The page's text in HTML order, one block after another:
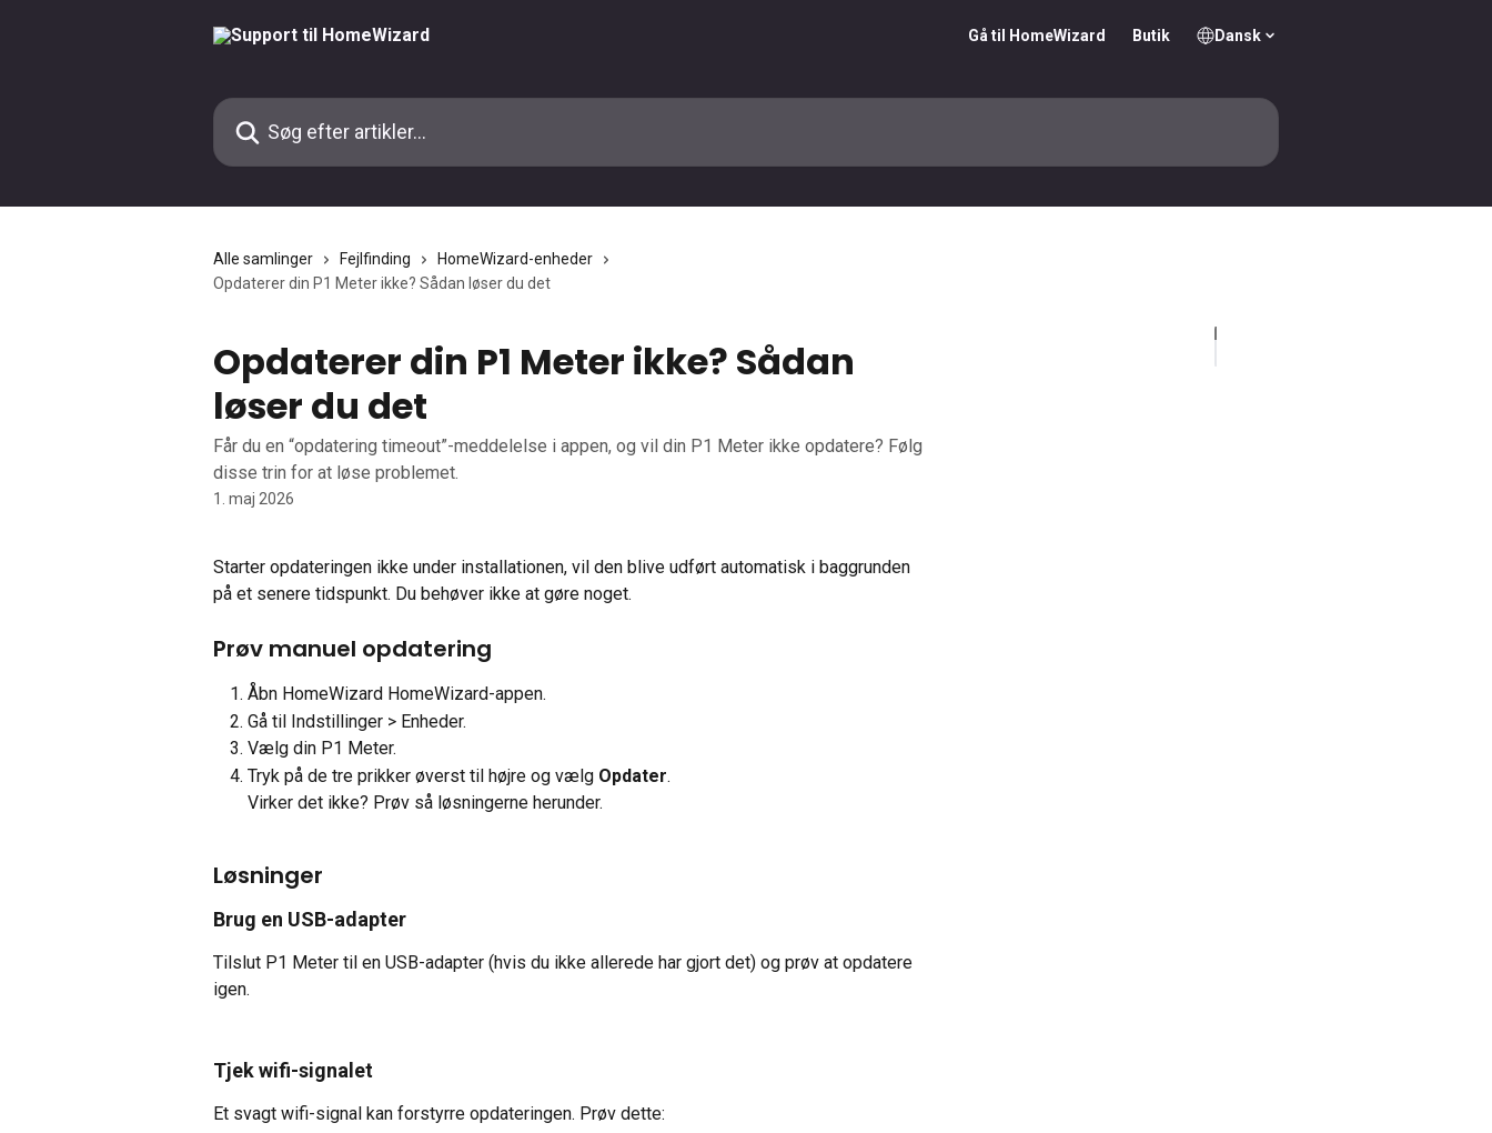
Gå til HomeWizard Butik Dansk
Søg efter artikler...
Alle samlinger Fejlfinding
HomeWizard-enheder
Opdaterer din P1 Meter ikke? Sådan løser du det
Opdaterer din P1 Meter ikke? Sådan
løser du det
Får du en “opdatering timeout”-meddelelse i appen, og vil din P1 Meter ikke opdatere? Følg
disse trin for at løse problemet.
1. maj 2026
Starter opdateringen ikke under installationen, vil den blive udført automatisk i baggrunden
på et senere tidspunkt. Du behøver ikke at gøre noget.
Prøv manuel opdatering
Åbn HomeWizard HomeWizard-appen.
Gå til Indstillinger > Enheder.
Vælg din P1 Meter.
Tryk på de tre prikker øverst til højre og vælg Opdater.
Virker det ikke? Prøv så løsningerne herunder.
Løsninger
Brug en USB-adapter
Tilslut P1 Meter til en USB-adapter (hvis du ikke allerede har gjort det) og prøv at opdatere
igen.
Tjek wifi-signalet
Et svagt wifi-signal kan forstyrre opdateringen. Prøv dette: